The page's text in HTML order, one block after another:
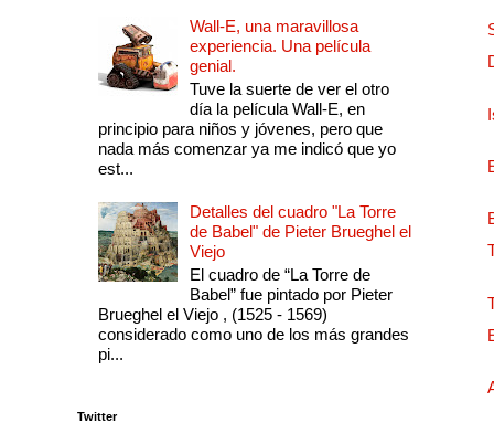
Wall-E, una maravillosa
experiencia. Una película
genial.
Tuve la suerte de ver el otro
día la película Wall-E, en
principio para niños y jóvenes, pero que
nada más comenzar ya me indicó que yo
est...
Detalles del cuadro "La Torre
de Babel" de Pieter Brueghel el
Viejo
El cuadro de “La Torre de
Babel” fue pintado por Pieter
Brueghel el Viejo , (1525 - 1569)
considerado como uno de los más grandes
pi...
Twitter